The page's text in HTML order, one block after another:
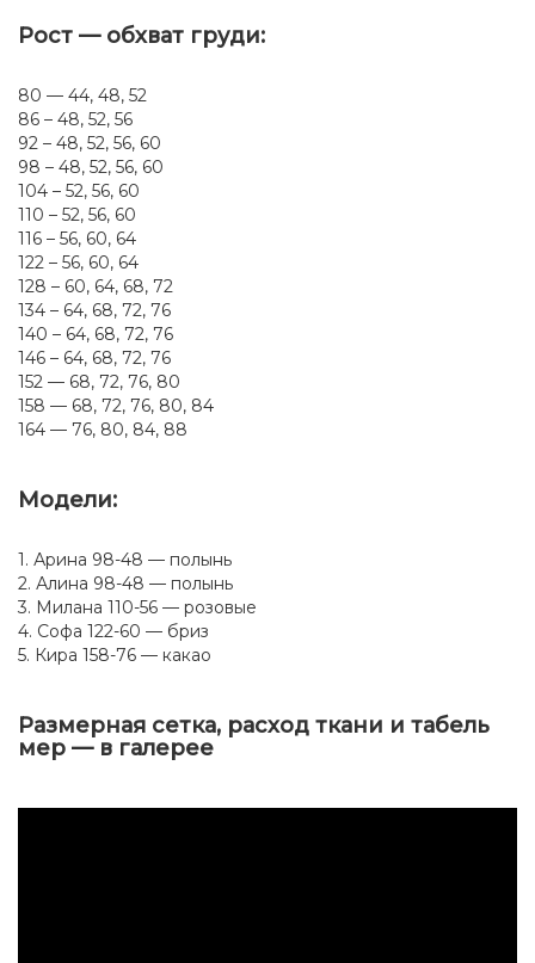
Рост — обхват груди:
80 — 44, 48, 52
86 – 48, 52, 56
92 – 48, 52, 56, 60
98 – 48, 52, 56, 60
104 – 52, 56, 60
110 – 52, 56, 60
116 – 56, 60, 64
122 – 56, 60, 64
128 – 60, 64, 68, 72
134 – 64, 68, 72, 76
140 – 64, 68, 72, 76
146 – 64, 68, 72, 76
152 — 68, 72, 76, 80
158 — 68, 72, 76, 80, 84
164 — 76, 80, 84, 88
Модели:
1. Арина 98-48 — полынь
2. Алина 98-48 — полынь
3. Милана 110-56 — розовые
4. Софа 122-60 — бриз
5. Кира 158-76 — какао
Размерная сетка, расход ткани и табель
мер — в галерее